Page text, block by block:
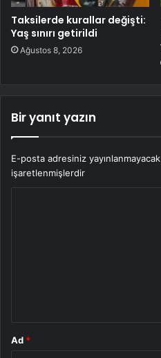
Taksilerde kurallar değişti:
Yaş sınırı getirildi
Ağustos 8, 2026
Bir yanıt yazın
E-posta adresiniz
işaretlenmişlerdir
Ad *